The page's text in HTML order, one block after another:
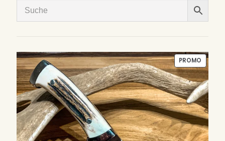
PROMO
EN